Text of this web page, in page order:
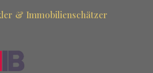
& Immobilienschätzer